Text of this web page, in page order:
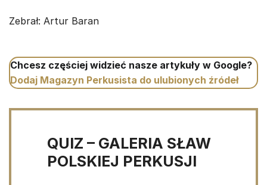
Zebrał: Artur Baran
Chcesz częściej widzieć nasze artykuły w Google?
Dodaj Magazyn Perkusista do ulubionych źródeł
QUIZ – GALERIA SŁAW
POLSKIEJ PERKUSJI